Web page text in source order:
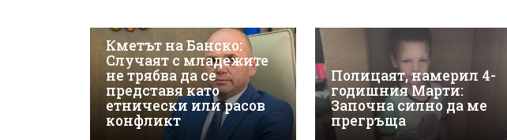
Кметът на Банско:
Случаят с младежите
не трябва да се
представя като
етнически или расов
конфликт
Полицаят, намерил 4-
годишния Марти:
Започна силно да ме
прегръща